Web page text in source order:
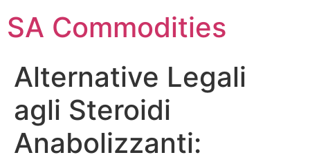
SA Commodities
Alternative Legali
agli Steroidi
Anabolizzanti: